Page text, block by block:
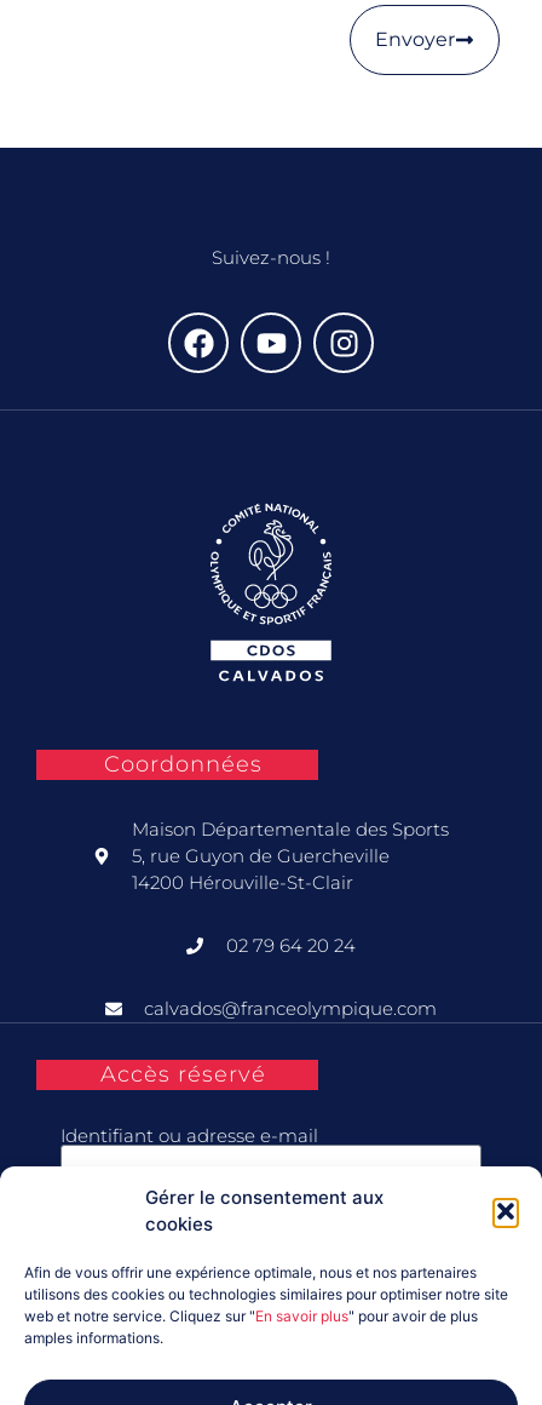
Gérer le consentement aux
cookies
Afin de vous offrir une expérience optimale, nous et nos partenaires
utilisons des cookies ou technologies similaires pour optimiser notre site
web et notre service. Cliquez sur "En savoir plus" pour avoir de plus
amples informations.
Envoyer
Suivez-nous !
Coordonnées
Maison Départementale des Sports
5, rue Guyon de Guercheville
14200 Hérouville-St-Clair
02 79 64 20 24
calvados@franceolympique.com
Accès réservé
Identifiant ou adresse e-mail
Mot de passe
Se souvenir de moi
Connexion